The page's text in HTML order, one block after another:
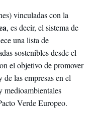
vinculadas con la
, es decir, el sistema de
una lista de
sostenibles desde el
el objetivo de promover
las empresas en el
medioambientales
Verde Europeo.